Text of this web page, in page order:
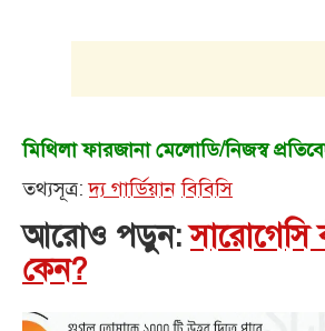
মিথিলা ফারজানা মেলোডি/নিজস্ব
তথ্যসূত্র:দ্য গার্ডিয়ান বিবিসি
আরোও পড়ুন:সারোগেসি
কেন?